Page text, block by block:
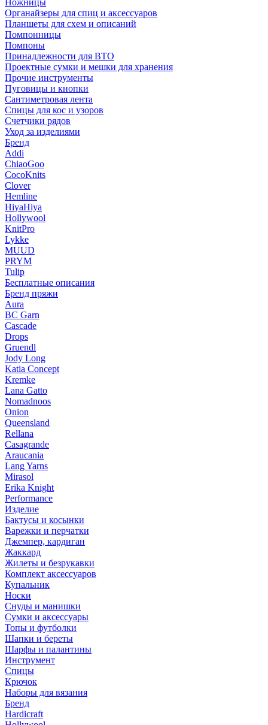
Ножницы
Органайзеры для спиц и аксессуаров
Планшеты для схем и описаний
Помпонницы
Помпоны
Принадлежности для ВТО
Проектные сумки и мешки для хранения
Прочие инструменты
Пуговицы и кнопки
Сантиметровая лента
Спицы для кос и узоров
Счетчики рядов
Уход за изделиями
Бренд
Addi
ChiaoGoo
CocoKnits
Clover
Hemline
HiyaHiya
Hollywool
KnitPro
Lykke
MUUD
PRYM
Tulip
Бесплатные описания
Бренд пряжи
Aura
BC Garn
Cascade
Drops
Gruendl
Jody Long
Katia Concept
Kremke
Lana Gatto
Nomadnoos
Onion
Queensland
Rellana
Casagrande
Araucania
Lang Yarns
Mirasol
Erika Knight
Performance
Изделие
Бактусы и косынки
Варежки и перчатки
Джемпер, кардиган
Жаккард
Жилеты и безрукавки
Комплект аксессуаров
Купальник
Носки
Снуды и манишки
Сумки и аксессуары
Топы и футболки
Шапки и береты
Шарфы и палантины
Инструмент
Спицы
Крючок
Наборы для вязания
Бренд
Hardicraft